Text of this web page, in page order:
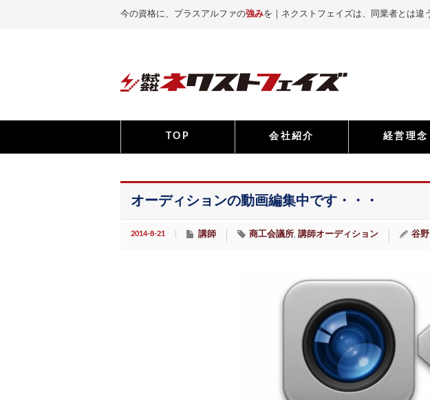
今の資格に、プラスアルファの強みを｜ネクストフェイズは、同業者とは
TOP 会社紹介 経営理念
オーディションの動画編集中です・・・
2014-8-21 講師 商工会議所 講師オーディション 谷